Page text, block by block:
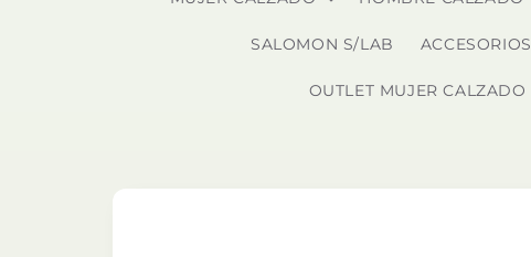
SALOMON S/LAB ACCESORIOS
OUTLET MUJER CALZADO